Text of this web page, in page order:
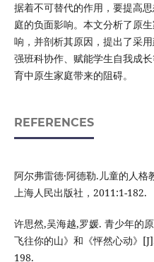
据着不可替代的作用，要提高
庭的负面影响。本文分析了原
响，并剖析其原因，提出了采
强班科协作、赋能学生自我成
育中原生家庭带来的阻碍。
REFERENCES
阿尔弗雷德·阿德勒.儿童的人
上海人民出版社，2011:1-182.
许思然,吴海越,罗媛. 青少年的
飞往你的山》和《怦然心动》
198.